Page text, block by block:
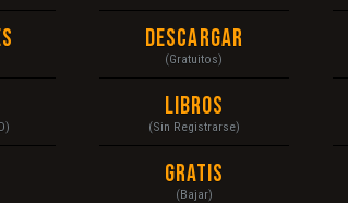
Descargar
(Gratuitos)
Libros
(Sin Registrarse)
Gratis
(Bajar)